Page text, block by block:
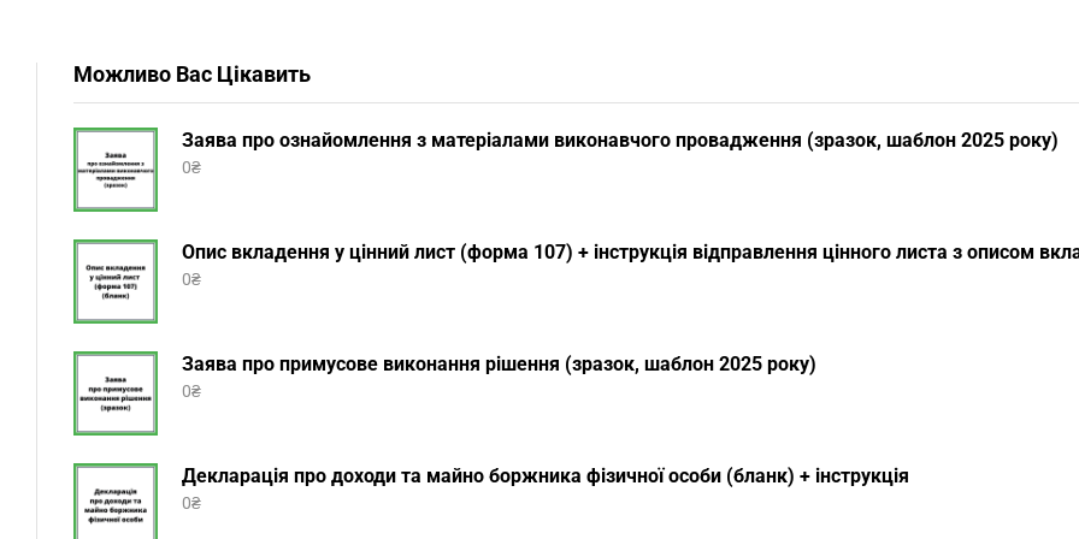
Можливо Вас Цікавить
Заява про ознайомлення з матеріалами виконавчого провадження (зразок, шаблон 2025 року)
0₴
Опис вкладення у цінний лист (форма 107) + інструкція відправлення цінного листа з описом
0₴
Заява про примусове виконання рішення (зразок, шаблон 2025 року)
0₴
Декларація про доходи та майно боржника фізичної особи (бланк) + інструкція
0₴